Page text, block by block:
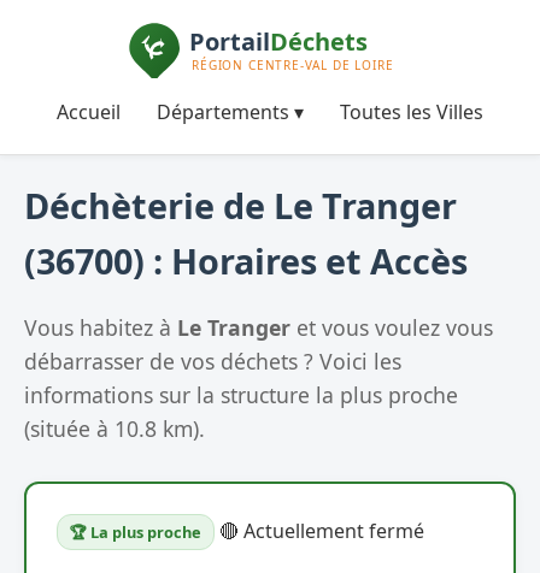
Accueil Départements ▾ Toutes les Villes
Déchèterie de Le Tranger
(36700) : Horaires et Accès
Vous habitez à Le Tranger et vous voulez vous
débarrasser de vos déchets ? Voici les
informations sur la structure la plus proche
(située à 10.8 km).
🏆 La plus proche 🔴 Actuellement fermé